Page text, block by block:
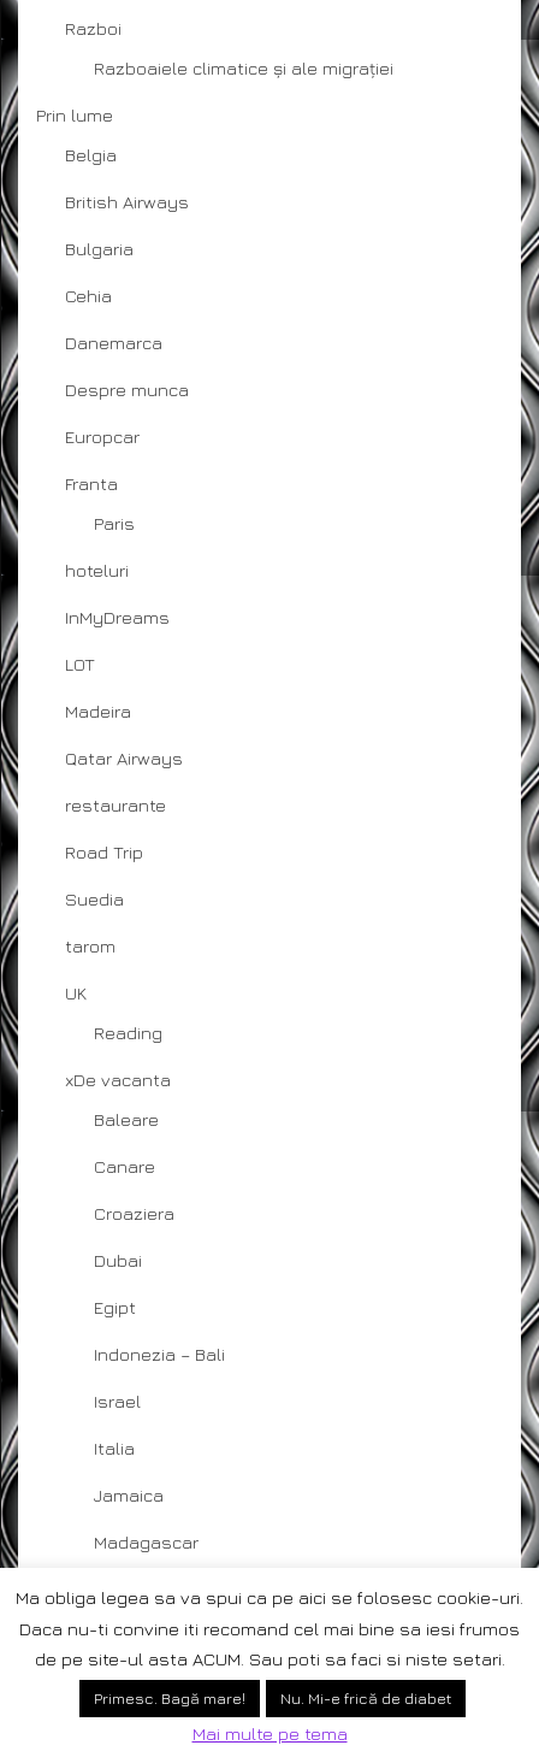
Razboi
Razboaiele climatice și ale migrației
Prin lume
Belgia
British Airways
Bulgaria
Cehia
Danemarca
Despre munca
Europcar
Franta
Paris
hoteluri
InMyDreams
LOT
Madeira
Qatar Airways
restaurante
Road Trip
Suedia
tarom
UK
Reading
xDe vacanta
Baleare
Canare
Croaziera
Dubai
Egipt
Indonezia – Bali
Israel
Italia
Jamaica
Madagascar
Maldive
Malta
Mauritius
Ma obliga legea sa va spui ca pe aici se folosesc cookie-uri.
Daca nu-ti convine iti recomand cel mai bine sa iesi frumos
de pe site-ul asta ACUM. Sau poti sa faci si niste setari.
Primesc. Bagă mare! Nu. Mi-e frică de diabet
Mai multe pe tema